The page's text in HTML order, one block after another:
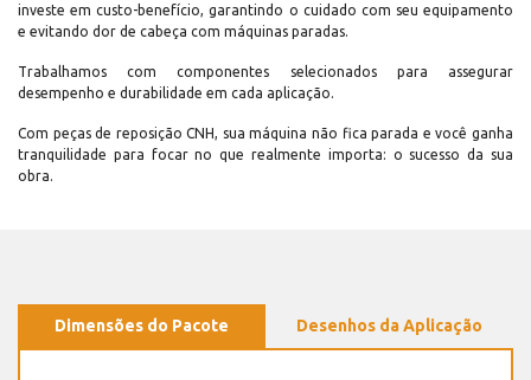
investe em custo-benefício, garantindo o cuidado com seu equipamento
e evitando dor de cabeça com máquinas paradas.
Trabalhamos com componentes selecionados para assegurar
desempenho e durabilidade em cada aplicação.
Com peças de reposição CNH, sua máquina não fica parada e você ganha
tranquilidade para focar no que realmente importa: o sucesso da sua
obra.
Dimensões do Pacote Desenhos da Aplicação